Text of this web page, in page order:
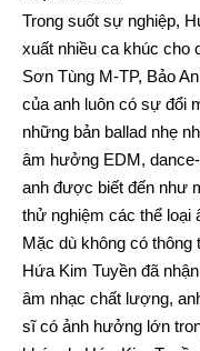
Trong suốt sự nghiệp,
xuất nhiều ca khúc cho
Sơn Tùng M-TP, Bảo
của anh luôn có sự đổi
những bản ballad nhẹ
âm hưởng EDM,
anh được biết đến như
thử nghiệm các thể loại
Mặc dù không có
Hứa Kim Tuyền đã
âm nhạc chất lượng,
sĩ có ảnh hưởng lớn